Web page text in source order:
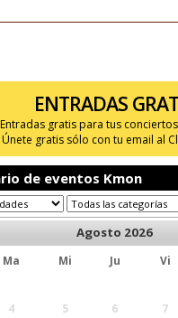
ENTRADAS
Entradas gratis para tus
Únete gratis sólo con tu email al
de eventos Kmon
Agosto 2026
Ma Mi Ju Vi
4 5 6 7